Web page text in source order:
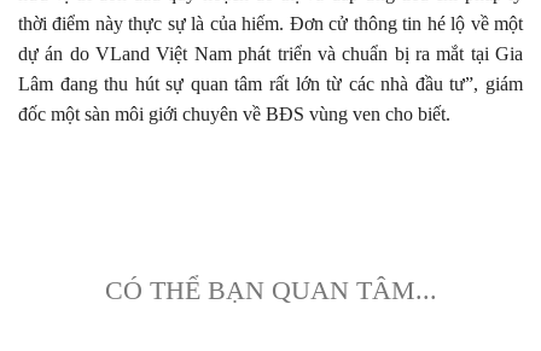
thời điểm này thực sự là của hiếm. Đơn cử thông tin hé lộ về một
dự án do VLand Việt Nam phát triển và chuẩn bị ra mắt tại Gia
Lâm đang thu hút sự quan tâm rất lớn từ các nhà đầu tư”, giám
đốc một sàn môi giới chuyên về BĐS vùng ven cho biết.
CÓ THỂ BẠN QUAN TÂM...